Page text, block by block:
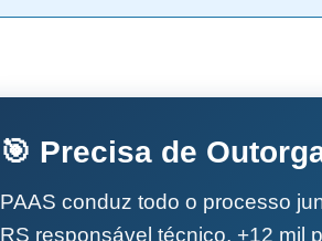
🎯 Precisa de
PAAS conduz todo o processo
RS responsável técnico, +12 mil